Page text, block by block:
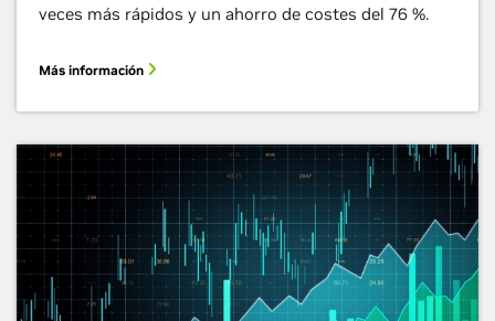
veces más rápidos y un ahorro de costes del 76 %.
Más información